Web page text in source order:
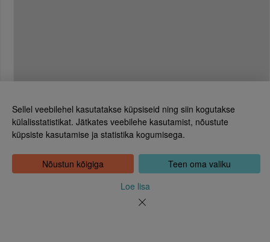
Eesti Rahvusraamatukogu
Kontakt: 6307 100
dea@rara.ee
Tutvustus
Teen oma valiku
Nõustun kõigiga
Loe lisa
Sellel veebilehel kasutatakse küpsiseid ning siin kogutakse
külalisstatistikat. Jätkates veebilehe kasutamist, nõustute
küpsiste kasutamise ja statistika kogumisega.